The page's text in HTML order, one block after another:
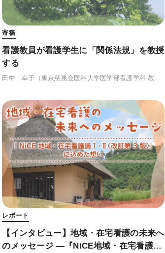
寄稿
看護教員が看護学生に「関係法規」を教授
する
田中 幸子 （東京慈恵会医科大学医学部看護学科 教授）
レポート
【インタビュー】地域・在宅看護の未来へ
のメッセージ ―『NiCE地域・在宅看護論